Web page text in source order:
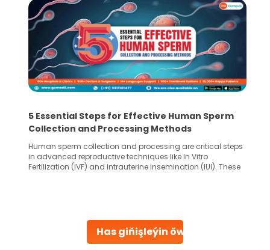
Has giňişleýin öwreniň
5 Essential Steps for Effective Human Sperm
Collection and Processing Methods
Human sperm collection and processing are critical steps
in advanced reproductive techniques like In Vitro
Fertilization (IVF) and intrauterine insemination (IUI). These
collected, they process the